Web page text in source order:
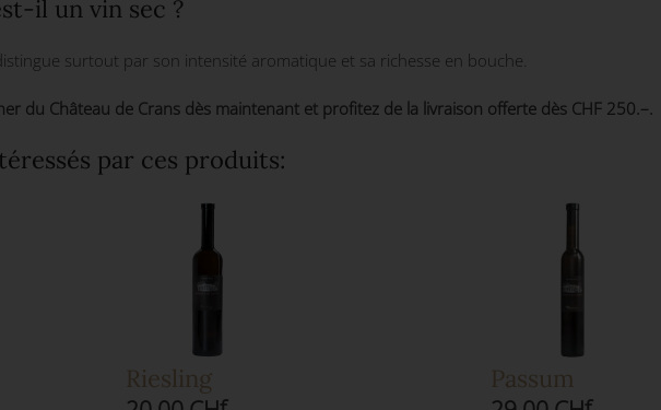
il un vin sec ?
surtout par son intensité aromatique et sa richesse en bouche.
du Château de Crans dès maintenant et profitez de la livraison offerte dès CHF 250.–.
par ces produits:
Riesling
Passum